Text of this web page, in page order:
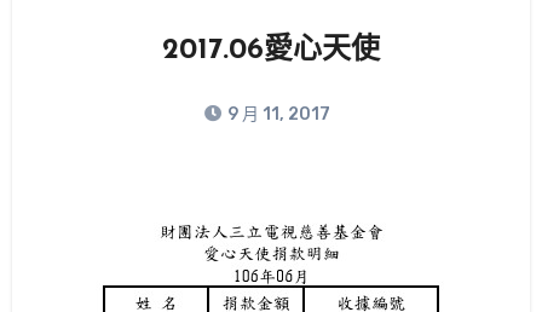
2017.06愛心天使
9 月 11, 2017